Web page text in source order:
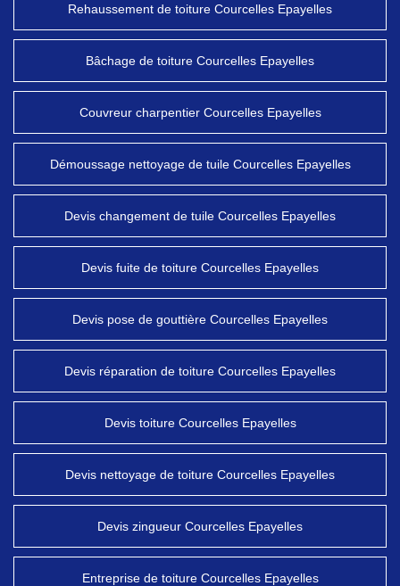
Rehaussement de toiture Courcelles Epayelles
Bâchage de toiture Courcelles Epayelles
Couvreur charpentier Courcelles Epayelles
Démoussage nettoyage de tuile Courcelles Epayelles
Devis changement de tuile Courcelles Epayelles
Devis fuite de toiture Courcelles Epayelles
Devis pose de gouttière Courcelles Epayelles
Devis réparation de toiture Courcelles Epayelles
Devis toiture Courcelles Epayelles
Devis nettoyage de toiture Courcelles Epayelles
Devis zingueur Courcelles Epayelles
Entreprise de toiture Courcelles Epayelles